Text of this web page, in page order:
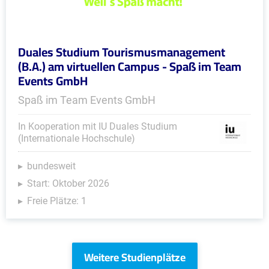
Duales Studium Tourismusmanagement
(B.A.) am virtuellen Campus - Spaß im Team
Events GmbH
Spaß im Team Events GmbH
In Kooperation mit IU Duales Studium
(Internationale Hochschule)
bundesweit
Start: Oktober 2026
Freie Plätze: 1
Weitere Studienplätze